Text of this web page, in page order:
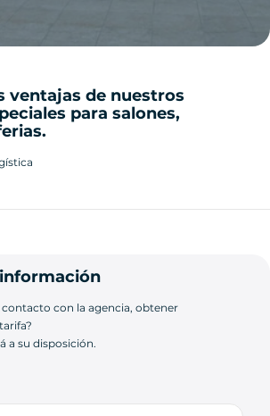
ventajas de nuestros
para salones,
contacto con la agencia, obtener
a su disposición.